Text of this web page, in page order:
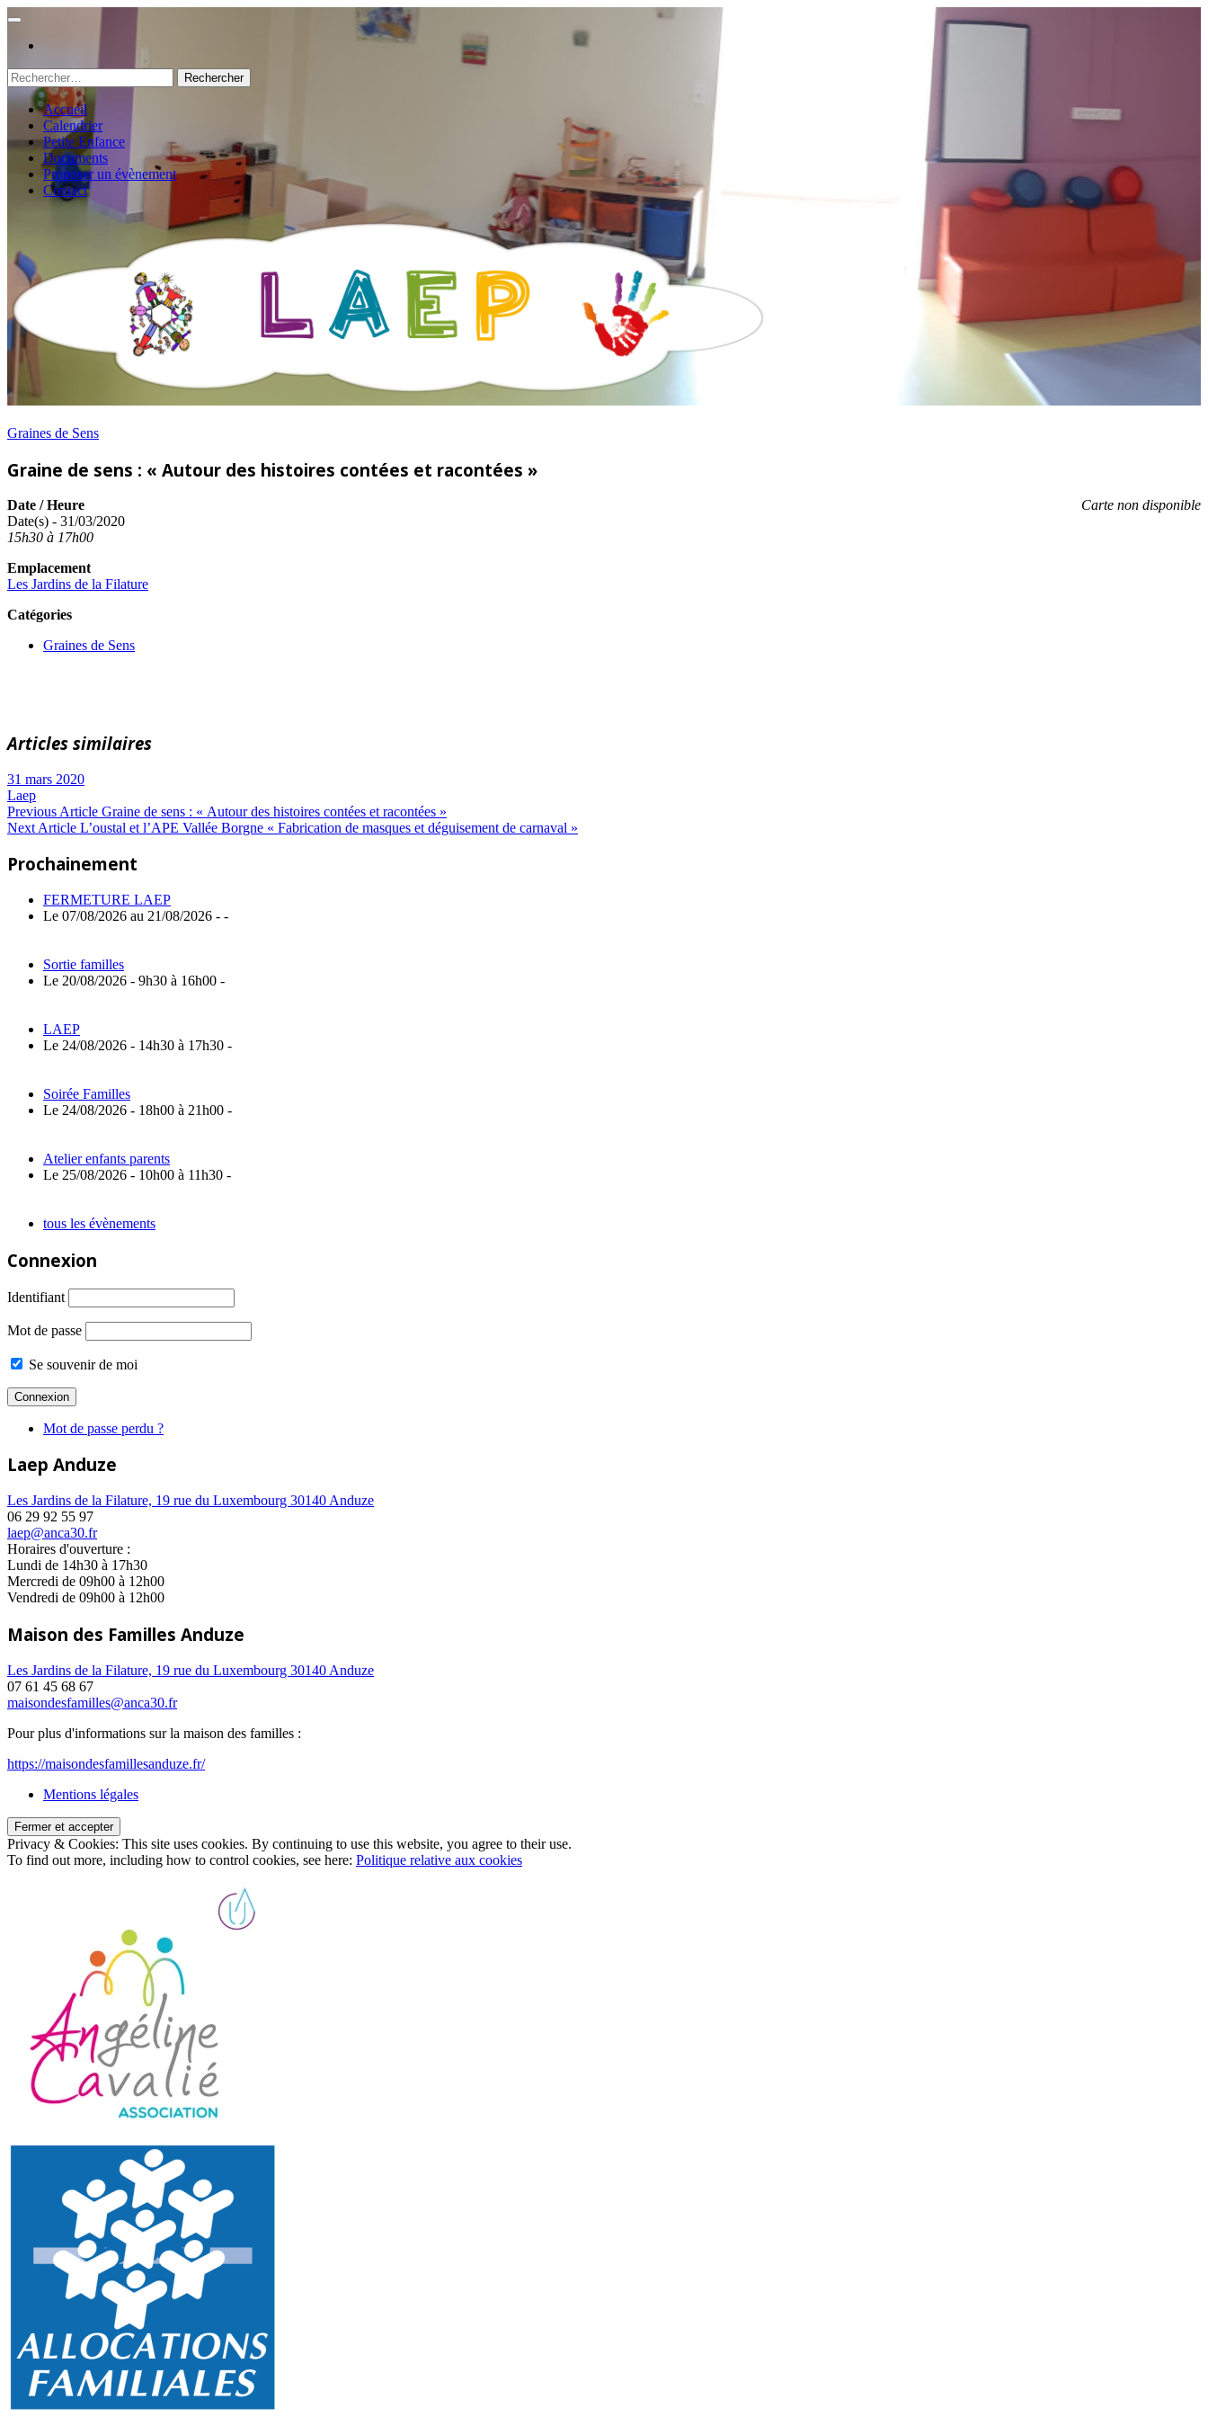
Rechercher :
Accueil
Calendrier
Petite Enfance
Documents
Proposer un évènement
Contact
Graines de Sens
Graine de sens : « Autour des histoires contées et racontées »
Carte non disponible
Date / Heure
Date(s) - 31/03/2020
15h30 à 17h00
Emplacement
Les Jardins de la Filature
Catégories
Graines de Sens
Articles similaires
31 mars 2020
Laep
Navigation
l’article
Previous ArticlePrevious
Post:
Graine de sens : « Autour des histoires contées et racontées »
Next ArticleNext
L’oustal et l’APE Vallée Borgne « Fabrication de masques et déguisement de carnaval »
Prochainement
FERMETURE LAEP
Le 07/08/2026 au 21/08/2026 - -
Sortie familles
Le 20/08/2026 - 9h30 à 16h00 -
LAEP
Le 24/08/2026 - 14h30 à 17h30 -
Soirée Familles
Le 24/08/2026 - 18h00 à 21h00 -
Atelier enfants parents
Le 25/08/2026 - 10h00 à 11h30 -
tous les évènements
Connexion
Identifiant
Mot de passe
Se souvenir de moi
Mot de passe perdu ?
Laep Anduze
Les Jardins de la Filature, 19 rue du Luxembourg 30140 Anduze
06 29 92 55 97
laep@anca30.fr
Horaires d'ouverture :
Lundi de 14h30 à 17h30
Mercredi de 09h00 à 12h00
Vendredi de 09h00 à 12h00
Maison des Familles Anduze
Les Jardins de la Filature, 19 rue du Luxembourg 30140 Anduze
07 61 45 68 67
maisondesfamilles@anca30.fr
Pour plus d'informations sur la maison des familles :
https://maisondesfamillesanduze.fr/
Mentions légales
Privacy & Cookies: This site uses cookies. By continuing to use this website, you agree to their use.
To find out more, including how to control cookies, see here: Politique relative aux cookies